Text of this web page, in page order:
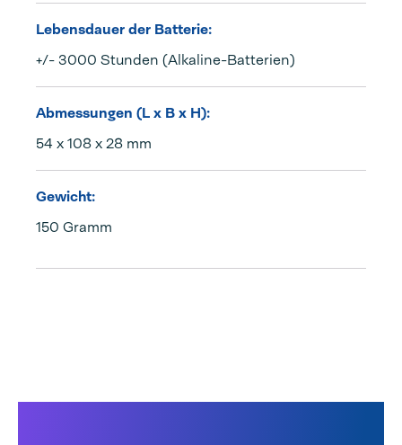
Lebensdauer der Batterie:
+/- 3000 Stunden (Alkaline-Batterien)
Abmessungen (L x B x H):
54 x 108 x 28 mm
Gewicht:
150 Gramm